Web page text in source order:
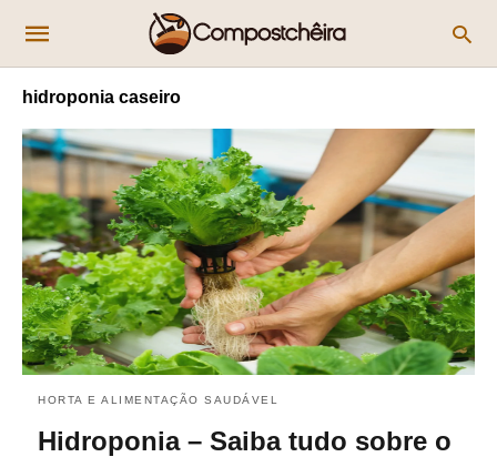
hidroponia caseiro
HORTA E ALIMENTAÇÃO SAUDÁVEL
Hidroponia – Saiba tudo sobre o